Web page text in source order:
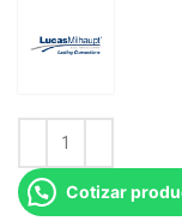
Cotizar